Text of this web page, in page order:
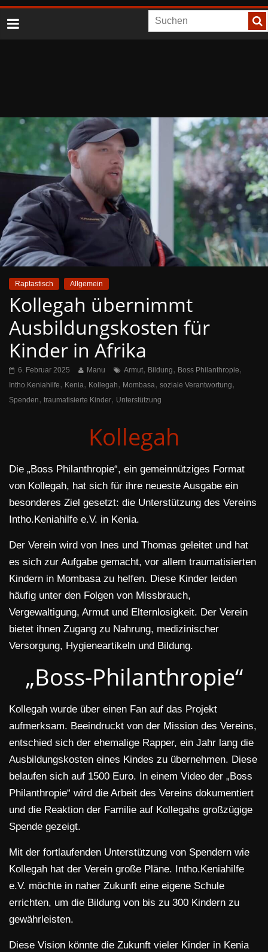
Raptastisch Allgemein
Kollegah übernimmt
Ausbildungskosten für
Kinder in Afrika
6. Februar 2025 Manu Armut, Bildung, Boss Philanthropie,
Intho.Keniahilfe, Kenia, Kollegah, Mombasa, soziale Verantwortung,
Spenden, traumatisierte Kinder, Unterstützung
Kollegah
Die „Boss Philanthropie“, ein gemeinnütziges Format
von Kollegah, hat sich für ihre neueste Ausgabe ein
besonderes Ziel gesetzt: die Unterstützung des Vereins
Intho.Keniahilfe e.V. in Kenia.
Der Verein wird von Ines und Thomas geleitet und hat
es sich zur Aufgabe gemacht, vor allem traumatisierten
Kindern in Mombasa zu helfen. Diese Kinder leiden
häufig unter den Folgen von Missbrauch,
Vergewaltigung, Armut und Elternlosigkeit. Der Verein
bietet ihnen Zugang zu Nahrung, medizinischer
Versorgung, Hygieneartikeln und Bildung.
„Boss-Philanthropie“
Kollegah wurde über einen Fan auf das Projekt
aufmerksam. Beeindruckt von der Mission des Vereins,
entschied sich der ehemalige Rapper, ein Jahr lang die
Ausbildungskosten eines Kindes zu übernehmen. Diese
belaufen sich auf 1500 Euro. In einem Video der „Boss
Philanthropie“ wird die Arbeit des Vereins dokumentiert
und die Reaktion der Familie auf Kollegahs großzügige
Spende gezeigt.
Mit der fortlaufenden Unterstützung von Spendern wie
Kollegah hat der Verein große Pläne. Intho.Keniahilfe
e.V. möchte in naher Zukunft eine eigene Schule
errichten, um die Bildung von bis zu 300 Kindern zu
gewährleisten.
Diese Vision könnte die Zukunft vieler Kinder in Kenia